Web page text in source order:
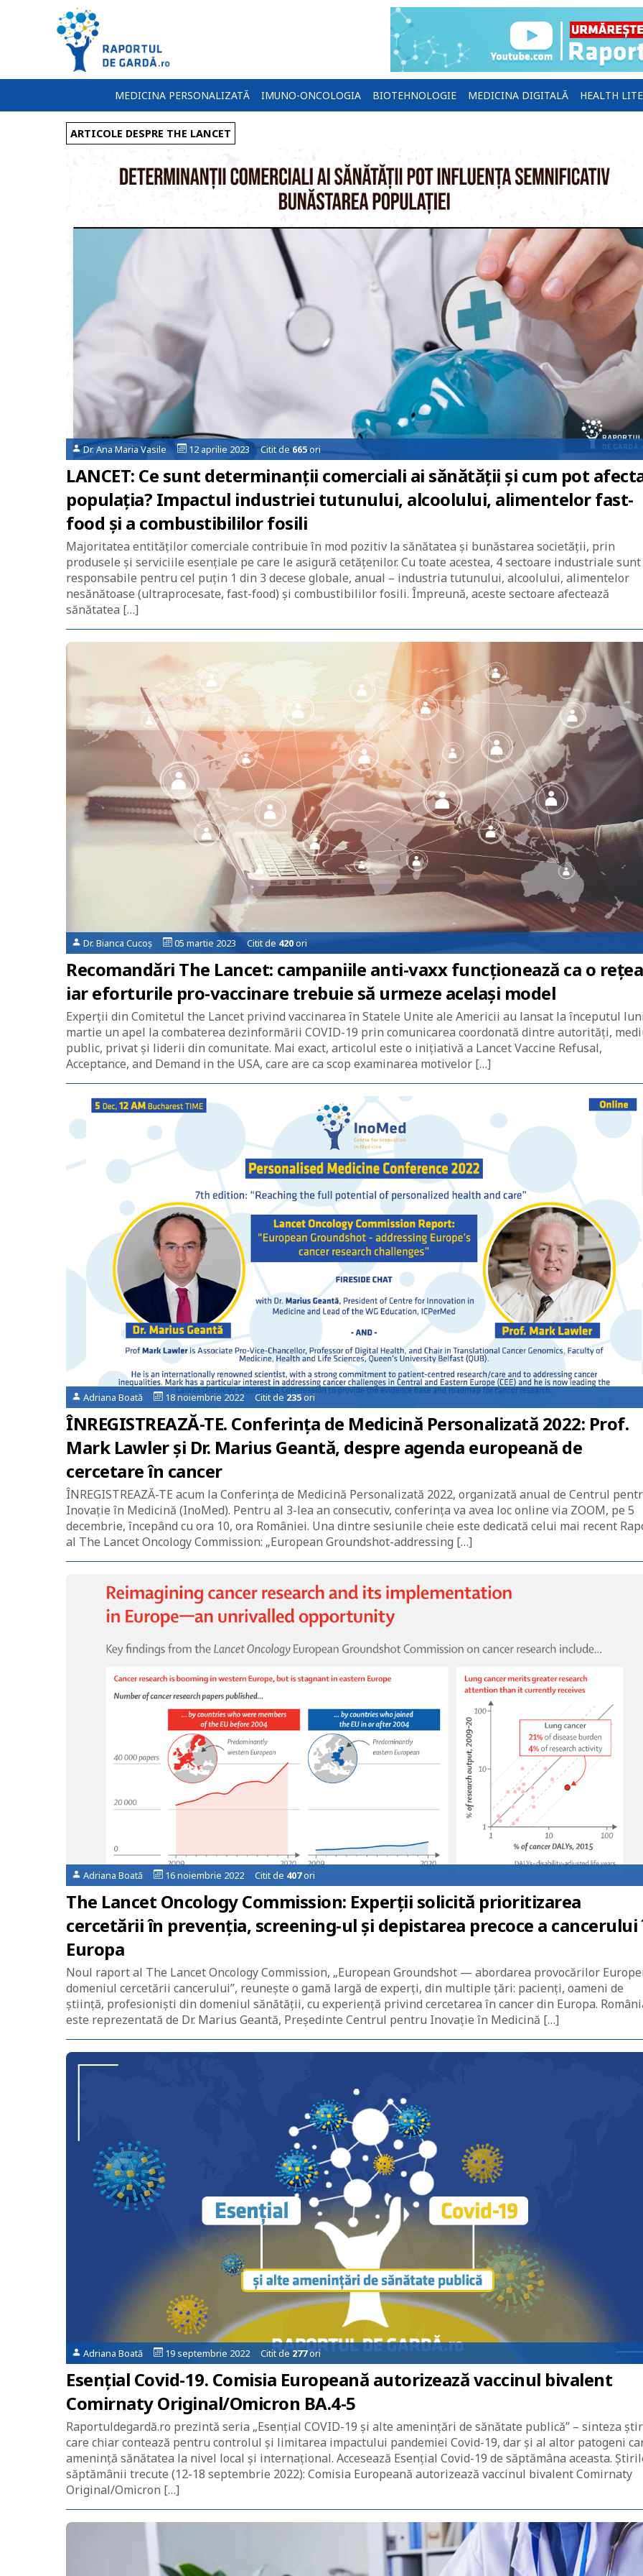
MEDICINA PERSONALIZATĂ IMUNO-ONCOLOGIA BIOTEHNOLOGIE MEDICINA DIGITALĂ HEALTH
ARTICOLE DESPRE THE LANCET
Dr. Ana Maria Vasile 12 aprilie 2023 Citit de 665ori
LANCET: Ce sunt determinanții comerciali ai sănătății și cum pot
populația? Impactul industriei tutunului, alcoolului, alimentelor fast-
food și a combustibililor fosili
Majoritatea entităților comerciale contribuie în mod pozitiv la sănătatea și bunăstarea societății, prin
produsele și serviciile esențiale pe care le asigură cetățenilor. Cu toate acestea, 4 sectoare industriale sunt
responsabile pentru cel puțin 1 din 3 decese globale, anual – industria tutunului, alcoolului, alimentelor
nesănătoase (ultraprocesate, fast-food) și combustibililor fosili. Împreună, aceste sectoare afectează
sănătatea […]
Dr. Bianca Cucoș 05 martie 2023 Citit de 420ori
Recomandări The Lancet: campaniile anti-vaxx funcționează ca o
iar eforturile pro-vaccinare trebuie să urmeze același model
Experții din Comitetul the Lancet privind vaccinarea în Statele Unite ale Americii au lansat la începutul
martie un apel la combaterea dezinformării COVID-19 prin comunicarea coordonată dintre autorități,
public, privat și liderii din comunitate. Mai exact, articolul este o inițiativă a Lancet Vaccine Refusal,
Acceptance, and Demand in the USA, care are ca scop examinarea motivelor […]
Adriana Boată 18 noiembrie 2022 Citit de235ori
ÎNREGISTREAZĂ-TE. Conferința de Medicină Personalizată 2022: Prof.
Mark Lawler și Dr. Marius Geantă, despre agenda europeană de
cercetare în cancer
ÎNREGISTREAZĂ-TE acum la Conferința de Medicină Personalizată 2022, organizată anual de Centrul
Inovație în Medicină (InoMed). Pentru al 3-lea an consecutiv, conferința va avea loc online via ZOOM, pe 5
decembrie, începând cu ora 10, ora României. Una dintre sesiunile cheie este dedicată celui mai recent
al The Lancet Oncology Commission: „European Groundshot-addressing […]
Adriana Boată 16 noiembrie 2022 Citit de 407ori
The Lancet Oncology Commission: Experții solicită prioritizarea
cercetării în prevenția, screening-ul și depistarea precoce a cancerului
Europa
Noul raport al The Lancet Oncology Commission, „European Groundshot — abordarea provocărilor
domeniul cercetării cancerului”, reunește o gamă largă de experți, din multiple țări: pacienți, oameni de
știință, profesioniști din domeniul sănătății, cu experiență privind cercetarea în cancer din Europa.
este reprezentată de Dr. Marius Geantă, Președinte Centrul pentru Inovație în Medicină […]
Adriana Boată 19 septembrie 2022 Citit de277ori
Esențial Covid-19. Comisia Europeană autorizează vaccinul bivalent
Comirnaty Original/Omicron BA.4-5
Raportuldegardă.ro prezintă seria „Esențial COVID-19 și alte amenințări de sănătate publică” – sinteza
care chiar contează pentru controlul și limitarea impactului pandemiei Covid-19, dar și al altor patogeni
amenință sănătatea la nivel local și internațional. Accesează Esențial Covid-19 de săptămâna aceasta.
săptămânii trecute (12-18 septembrie 2022): Comisia Europeană autorizează vaccinul bivalent Comirnaty
Original/Omicron […]